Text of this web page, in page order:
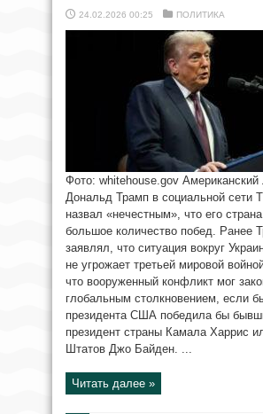
24.02.2026 00:25 ПОЛИТИКА
Фото: whitehouse.gov Американский
Дональд Трамп в социальной сети
назвал «нечестным», что его
большое количество побед. Ранее
заявлял, что ситуация вокруг
не угрожает третьей мировой
что вооруженный конфликт мог
глобальным столкновением, если
президента США победила бы
президент страны Камала Харрис
Штатов Джо Байден. ...
Читать далее »